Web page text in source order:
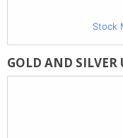
Stock
GOLD AND SILVER